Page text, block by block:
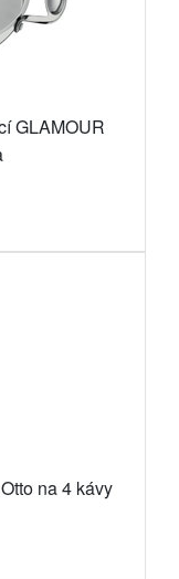
GLAMOUR
na 4 kávy